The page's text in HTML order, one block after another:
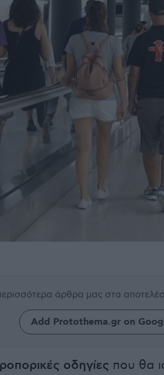
άρθρα μας στα
Add Protothema.gr on
οδηγίες που θα